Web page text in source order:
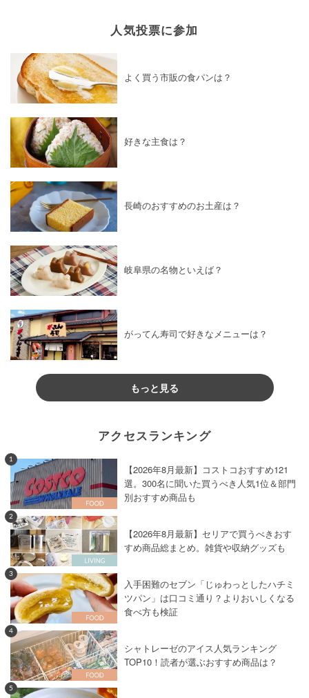
人気投票に参加
よく買う市販の食パンは？
好きな主食は？
長崎のおすすめのお土産は？
岐阜県の名物といえば？
がってん寿司で好きなメニューは？
もっと見る
アクセスランキング
1
【2026年8月最新】コストコおすすめ121
選。300名に聞いた買うべき人気1位＆部門
別おすすめ商品も
2
【2026年8月最新】セリアで買うべきおす
すめ商品総まとめ。雑貨や収納グッズも
3
入手困難のセブン「じゅわっとしたハチミ
ツパン」は口コミ通り？よりおいしくなる
食べ方も検証
4
シャトレーゼのアイス人気ランキング
TOP10！読者が選ぶおすすめ商品は？
5